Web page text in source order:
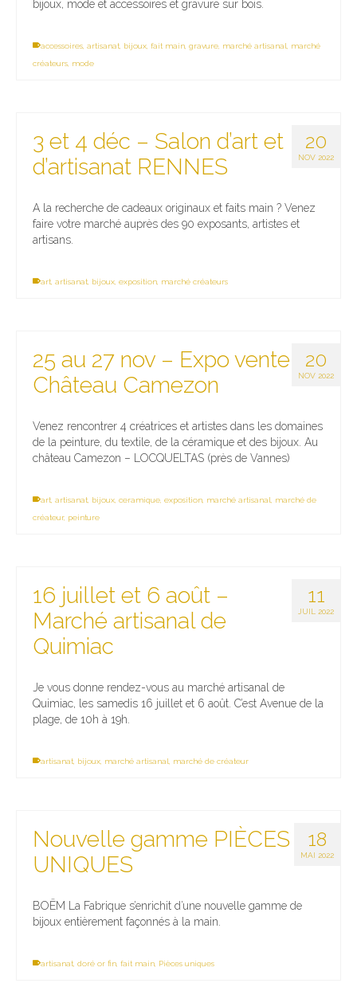
bijoux, mode et accessoires et gravure sur bois.
accessoires artisanat bijoux fait main gravure marché artisanal
marché
créateurs mode
20
NOV 2022
3 et 4 déc – Salon d’art et
d’artisanat RENNES
A la recherche de cadeaux originaux et faits main ? Venez
faire votre marché auprès des 90 exposants, artistes et
artisans.
art artisanat bijoux exposition marché créateurs
20
NOV 2022
25 au 27 nov – Expo vente
Château Camezon
Venez rencontrer 4 créatrices et artistes dans les domaines
de la peinture, du textile, de la céramique et des bijoux. Au
château Camezon – LOCQUELTAS (près de Vannes)
art artisanat bijoux ceramique exposition marché artisanal
marché de
créateur, peinture
11
JUIL 2022
16 juillet et 6 août –
Marché artisanal de
Quimiac
Je vous donne rendez-vous au marché artisanal de
Quimiac, les samedis 16 juillet et 6 août. C’est Avenue de la
plage, de 10h à 19h.
artisanat bijoux marché artisanal marché de créateur
18
MAI 2022
Nouvelle gamme PIÈCES
UNIQUES
BOËM La Fabrique s’enrichit d’une nouvelle gamme de
bijoux entièrement façonnés à la main.
artisanat doré or fin fait main Pièces uniques